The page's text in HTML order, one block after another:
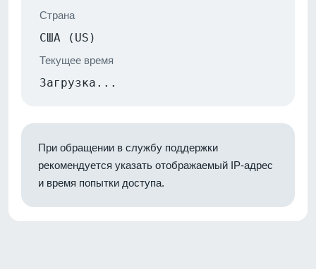
Страна
США (US)
Текущее время
Загрузка...
При обращении в службу поддержки
рекомендуется указать отображаемый IP-адрес
и время попытки доступа.